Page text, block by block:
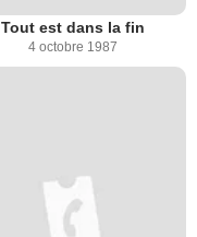
Tout est dans la fin
4 octobre 1987